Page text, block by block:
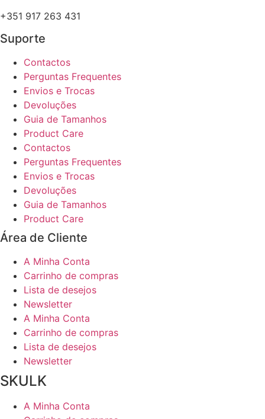
+351 917 263 431
Suporte
Contactos
Perguntas Frequentes
Envios e Trocas
Devoluções
Guia de Tamanhos
Product Care
Contactos
Perguntas Frequentes
Envios e Trocas
Devoluções
Guia de Tamanhos
Product Care
Área de Cliente
A Minha Conta
Carrinho de compras
Lista de desejos
Newsletter
A Minha Conta
Carrinho de compras
Lista de desejos
Newsletter
SKULK
A Minha Conta